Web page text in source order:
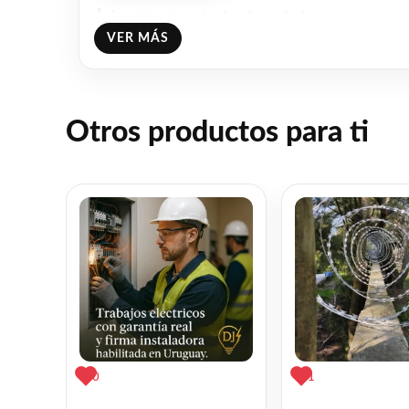
VER MÁS
Otros productos para ti
0 1